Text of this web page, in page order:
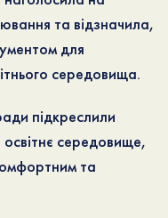
та відзначила,
для
середовища.
підкреслили
середовище,
та